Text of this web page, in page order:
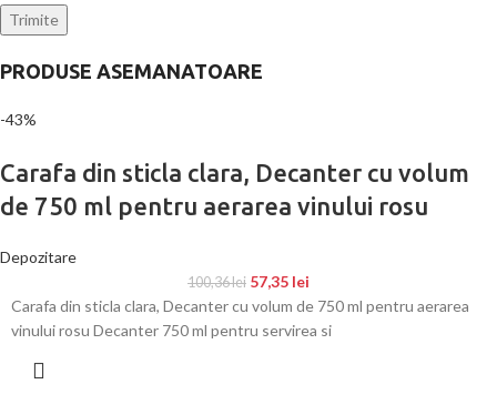
PRODUSE ASEMANATOARE
-43%
Carafa din sticla clara, Decanter cu volum
de 750 ml pentru aerarea vinului rosu
Depozitare
100,36lei 57,35 lei
Carafa din sticla clara, Decanter cu volum de 750 ml pentru aerarea
vinului rosu Decanter 750 ml pentru servirea si